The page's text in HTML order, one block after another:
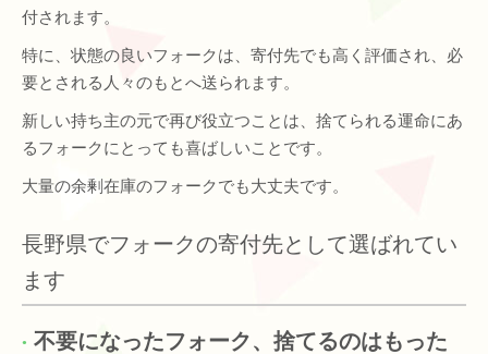
付されます。
特に、状態の良いフォークは、寄付先でも高く評価され、必
要とされる人々のもとへ送られます。
新しい持ち主の元で再び役立つことは、捨てられる運命にあ
るフォークにとっても喜ばしいことです。
大量の余剰在庫のフォークでも大丈夫です。
長野県でフォークの寄付先として選ばれてい
ます
不要になったフォーク、捨てるのはもった